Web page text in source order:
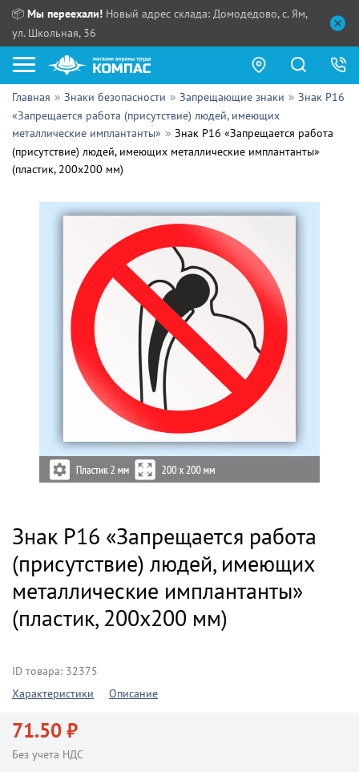
📦 Мы переехали! Новый адрес склада: Домодедово, с. Ям,
ул. Школьная, 36
Как купить?
Прайс-листы
Сотрудничество
Партнерам
Поставщикам
Выдача продукции:
Главная Знаки безопасности Запрещающие знаки
Знак P16
«Запрещается работа (присутствие) людей, имеющих
металлические имплантанты»
Знак P16 «Запрещается работа
(присутствие) людей, имеющих металлические имплантанты»
(пластик, 200х200 мм)
Знак P16 «Запрещается работа
(присутствие) людей, имеющих
металлические имплантанты»
(пластик, 200х200 мм)
ID товара: 32375
Характеристики
Описание
71.50 ₽
Без учета НДС